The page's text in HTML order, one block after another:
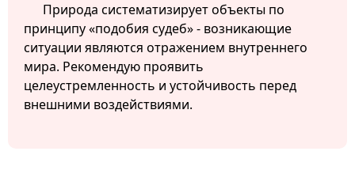
Природа систематизирует объекты по
принципу «подобия судеб» - возникающие
ситуации являются отражением внутреннего
мира. Рекомендую проявить
целеустремленность и устойчивость перед
внешними воздействиями.